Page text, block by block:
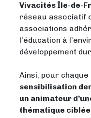
Vivacités Île-de-
réseau associatif
associations
l’éducation à
développement
Ainsi, pour chaque
sensibilisation
un animateur
thématique